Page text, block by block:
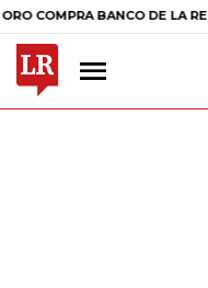
BANCO DE LA REPÚBLICA